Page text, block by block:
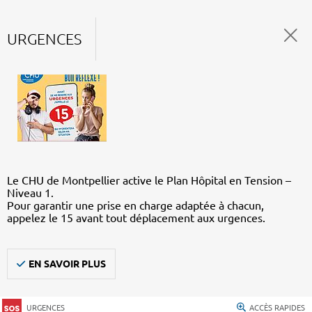
URGENCES
Le CHU de Montpellier active le Plan Hôpital en Tension –
Niveau 1.
Pour garantir une prise en charge adaptée à chacun,
appelez le 15 avant tout déplacement aux urgences.
EN SAVOIR PLUS
URGENCES ACCÈS RAPIDES